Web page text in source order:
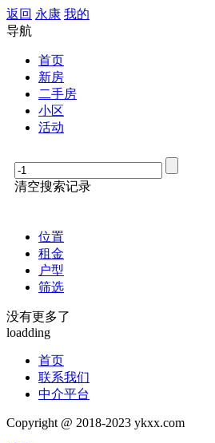
返回 永康 我的
导航
首页
新房
二手房
小区
活动
清空搜索记录
位置
租金
户型
筛选
没有更多了
loadding
首页
联系我们
中介平台
Copyright @ 2018-2023 ykxx.com